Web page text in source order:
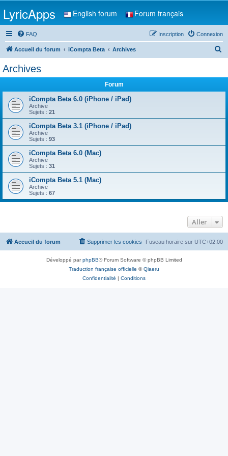
LyricApps English forum Forum français
FAQ Connexion
Inscription
Accueil du forum iCompta Beta Archives
e
Archives
Forum
iCompta Beta 6.0 (iPhone / iPad)
Archive
Sujets : 21
iCompta Beta 3.1 (iPhone / iPad)
Archive
Sujets : 93
iCompta Beta 6.0 (Mac)
Archive
Sujets : 31
iCompta Beta 5.1 (Mac)
Archive
Sujets : 67
Aller
Accueil du forum Fuseau horaire sur UTC+02:00
Supprimer les cookies
Développé parphpBB® Forum Software © phpBB Limited
Traduction française officielle ©Qiaeru
Confidentialité | Conditions